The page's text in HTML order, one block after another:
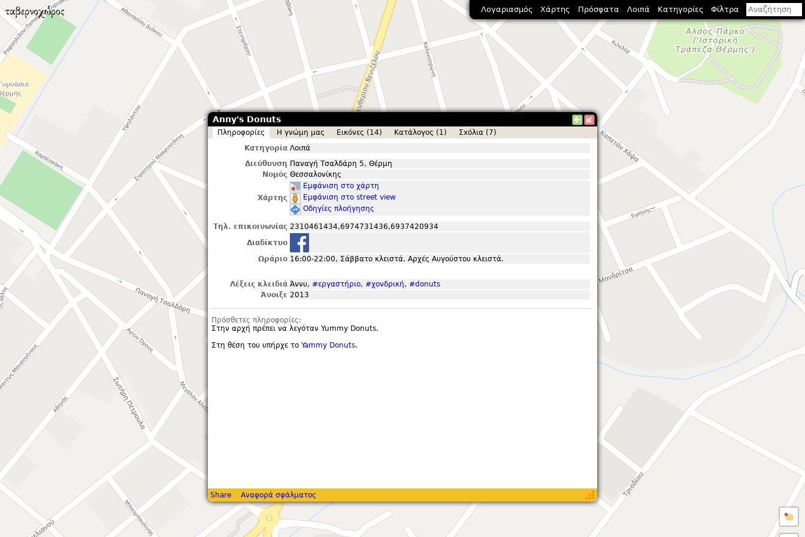
Anny's Donuts
Πληροφορίες Η γνώμη μας Εικόνες (14) Κατάλογος (1)
Σxόλια (7)
Κατηγορία Λοιπά
Διεύθυνση Παναγή Τσαλδάρη 5, Θέρμη
Νομός Θεσσαλονίκης
Χάρτης
Εμφάνιση στο χάρτη
Εμφάνιση στο street view
Οδηγίες πλοήγησης
Τηλ. επικοινωνίας 2310461434,6974731436,6937420934
Διαδίκτυο
Ωράριο 16:00-22:00, Σάββατο κλειστά. Αρχές Αυγούστου κλειστά.
Λέξεις κλειδιά Άννυ, #εργαστήριο, #χονδρική, #donuts
Άνοιξε 2013
Πρόσθετες πληροφορίες:
Στην αρχή πρέπει να λεγόταν Yummy Donuts.
Στη θέση του υπήρχε το Yammy Donuts.
Share Αναφορά σφάλματος
Λογαριασμός Χάρτης Πρόσφατα Λοιπά Κατηγορίες Φίλτρα